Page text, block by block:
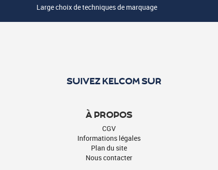
Large choix de techniques de marquage
SUIVEZ KELCOM SUR
À PROPOS
CGV
Informations légales
Plan du site
Nous contacter